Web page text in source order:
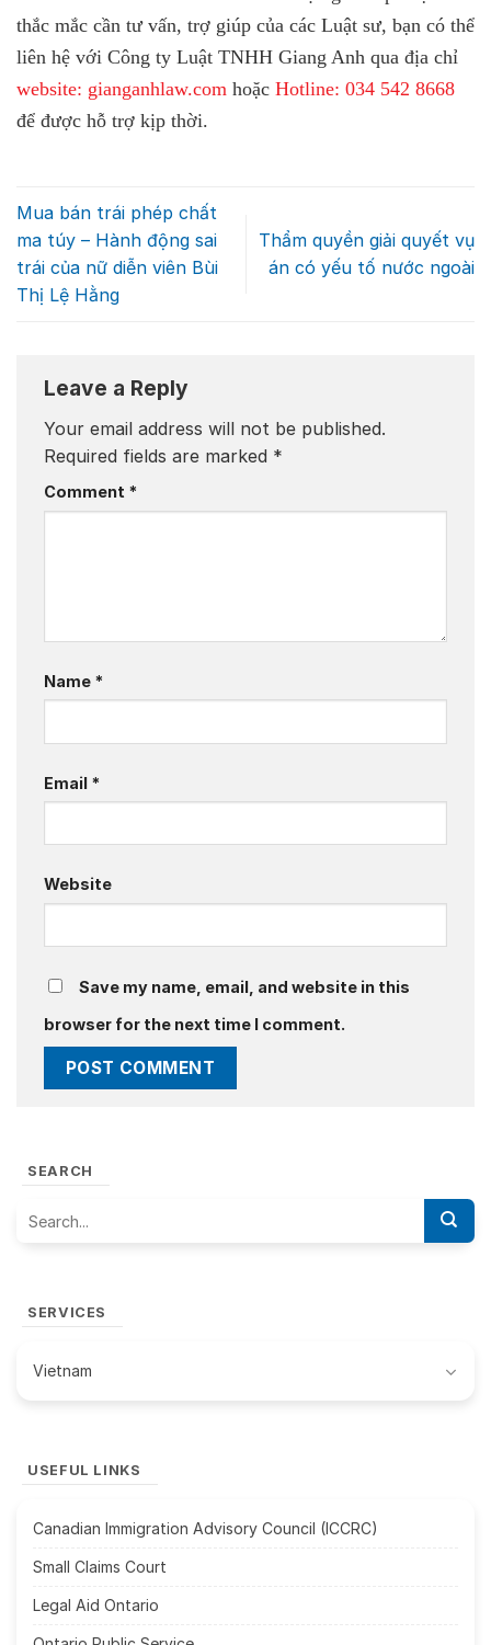
thắc mắc cần tư vấn, trợ giúp của các Luật sư, bạn có thể
liên hệ với Công ty Luật TNHH Giang Anh qua địa chỉ
website: gianganhlaw.com hoặc Hotline: 034 542 8668
để được hỗ trợ kịp thời.
Mua bán trái phép chất
ma túy – Hành động sai
trái của nữ diễn viên Bùi
Thị Lệ Hằng
Thẩm quyền giải quyết vụ
án có yếu tố nước ngoài
Leave a Reply
Your email address will not be published.
Required fields are marked *
Comment *
Name *
Email *
Website
Save my name, email, and website in this
browser for the next time I comment.
SEARCH
SERVICES
Vietnam
USEFUL LINKS
Canadian Immigration Advisory Council (ICCRC)
Small Claims Court
Legal Aid Ontario